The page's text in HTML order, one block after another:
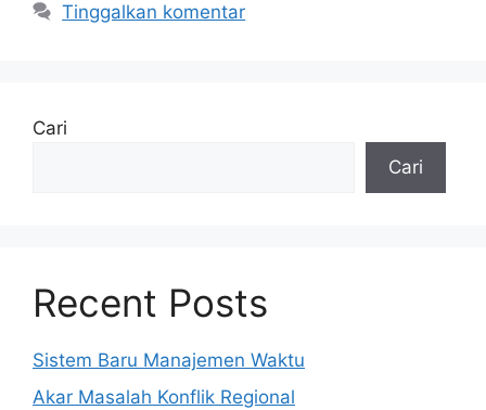
Tinggalkan komentar
Cari
Cari
Recent Posts
Sistem Baru Manajemen Waktu
Akar Masalah Konflik Regional